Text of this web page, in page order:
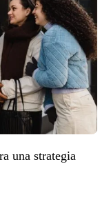
una strategia